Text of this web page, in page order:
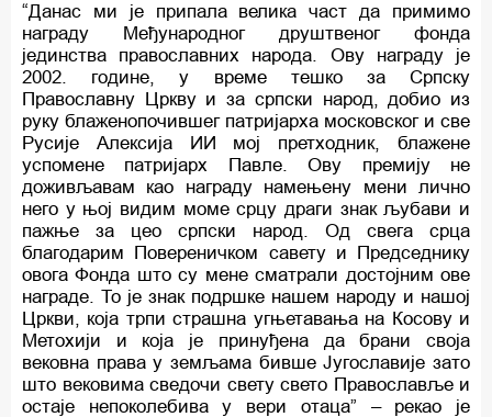
“Данас ми је припала велика част да примимо
награду Међународног друштвеног фонда
јединства православних народа. Ову награду је
2002. године, у време тешко за Српску
Православну Цркву и за српски народ, добио из
руку блаженопочившег патријарха московског и све
Русије Алексија ИИ мој претходник, блажене
успомене патријарх Павле. Ову премију не
доживљавам као награду намењену мени лично
него у њој видим моме срцу драги знак љубави и
пажње за цео српски народ. Од свега срца
благодарим Повереничком савету и Председнику
овога Фонда што су мене сматрали достојним ове
награде. То је знак подршке нашем народу и нашој
Цркви, која трпи страшна угњетавања на Косову и
Метохији и која је принуђена да брани своја
вековна права у земљама бивше Југославије зато
што вековима сведочи свету свето Православље и
остаје непоколебива у вери отаца” – рекао је